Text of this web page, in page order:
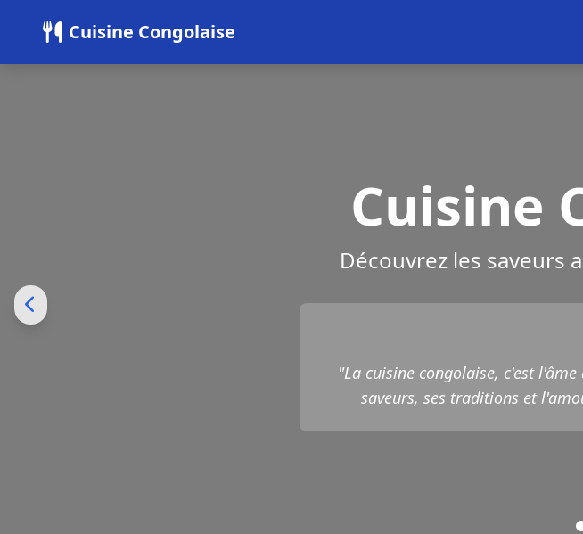
Cuisine Congolaise
Cuisine
Découvrez les saveurs
"La cuisine congolaise, c'est
saveurs, ses traditions et